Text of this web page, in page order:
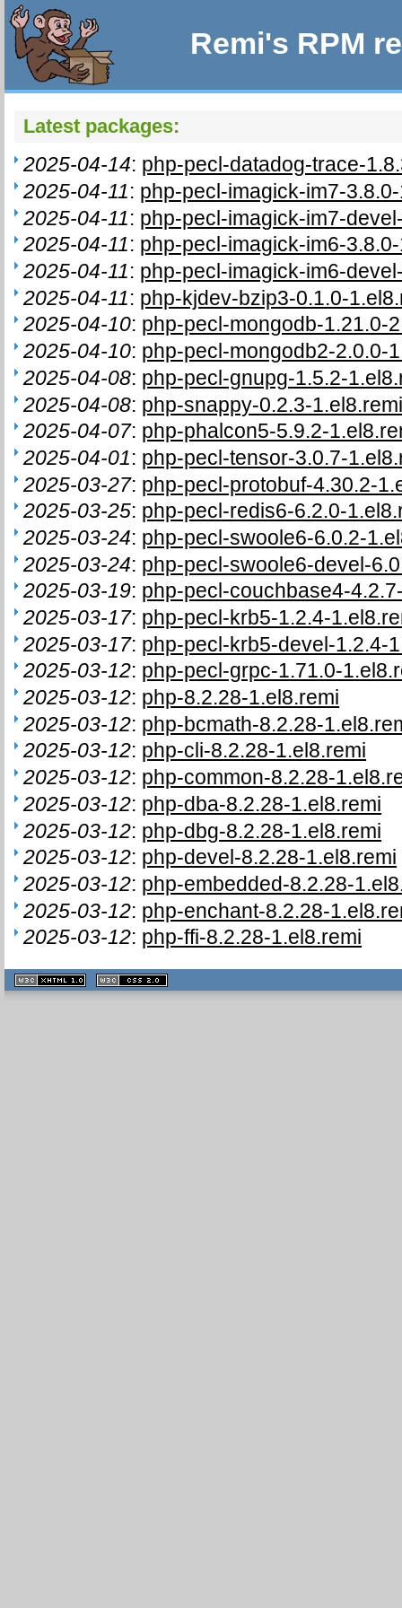
Remi's RPM
Latest packages:
2025-04-14: php-pecl-datadog-trace-
2025-04-11: php-pecl-imagick-im7-
2025-04-11: php-pecl-imagick-im7-
2025-04-11: php-pecl-imagick-im6-
2025-04-11: php-pecl-imagick-im6-
2025-04-11: php-kjdev-bzip3-0.1.0-
2025-04-10: php-pecl-mongodb-1.21.0-
2025-04-10: php-pecl-mongodb2-2.0.0-
2025-04-08: php-pecl-gnupg-1.5.2-
2025-04-08: php-snappy-0.2.3-
2025-04-07: php-phalcon5-5.9.2-
2025-04-01: php-pecl-tensor-3.0.7-
2025-03-27: php-pecl-protobuf-4.30.2-
2025-03-25: php-pecl-redis6-6.2.0-
2025-03-24: php-pecl-swoole6-6.0.2-
2025-03-24: php-pecl-swoole6-devel-
2025-03-19: php-pecl-couchbase4-
2025-03-17: php-pecl-krb5-1.2.4-
2025-03-17: php-pecl-krb5-devel-1.2.4-
2025-03-12: php-pecl-grpc-1.71.0-
2025-03-12: php-8.2.28-1.el8.remi
2025-03-12: php-bcmath-8.2.28-
2025-03-12: php-cli-8.2.28-1.el8.remi
2025-03-12: php-common-8.2.28-
2025-03-12: php-dba-8.2.28-1.el8.remi
2025-03-12: php-dbg-8.2.28-1.el8.remi
2025-03-12: php-devel-8.2.28-1.el8.remi
2025-03-12: php-embedded-8.2.28-
2025-03-12: php-enchant-8.2.28-
2025-03-12: php-ffi-8.2.28-1.el8.remi
XHTML
1.1 valide
2.0 valide